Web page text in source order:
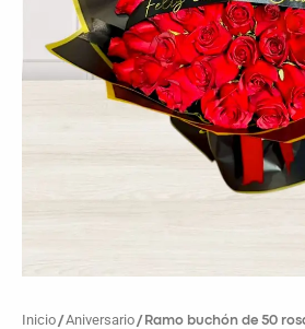
Inicio /Aniversario / Ramo buchón de 50